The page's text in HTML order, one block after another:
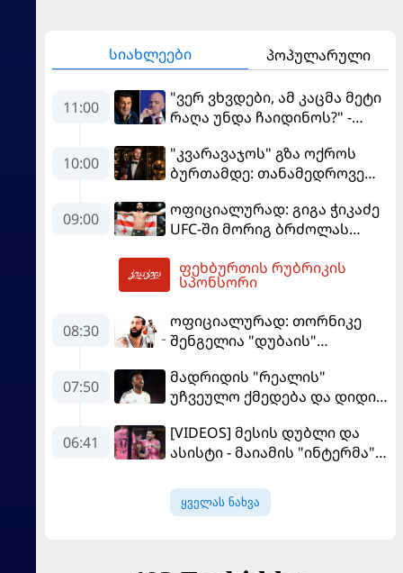
სიახლეები პოპულარული
11:00
"ვერ ვხვდები, ამ კაცმა მეტი
რაღა უნდა ჩაიდინოს?" -
გადადგომას მოითხოვს
10:00
"კვარავაჯოს" გზა ოქროს
ბურთამდე: თანამედროვე
09:00
ოფიციალურად: გიგა ჭიკაძე
UFC-ში მორიგ ბრძოლას
ფეხბურთის რუბრიკის
სპონსორი
08:30
ოფიციალურად: თორნიკე
შენგელია "დუბაის"
07:50
მადრიდის "რეალის"
უჩვეულო ქმედება და დიდი
მომავალი გადაწყდა
06:41
[VIDEOS] მესის დუბლი და
ასისტი - მაიამის "ინტერმა"
ყველას ნახვა